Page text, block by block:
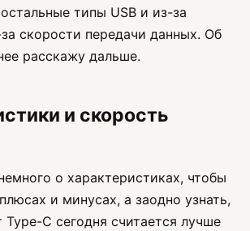
типы USB и из-за
скорости передачи данных. Об
расскажу дальше.
и скорость
о характеристиках, чтобы
и минусах, а заодно узнать,
C сегодня считается лучше